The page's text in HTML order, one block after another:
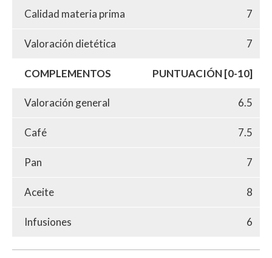
Calidad materia prima 7
Valoración dietética 7
COMPLEMENTOS PUNTUACIÓN [0-10]
Valoración general 6.5
Café 7.5
Pan 7
Aceite 8
Infusiones 6